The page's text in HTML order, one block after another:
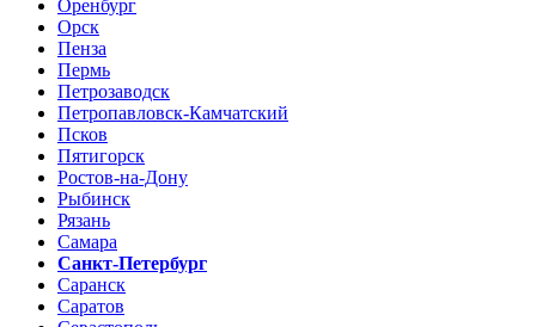
Оренбург
Орск
Пенза
Пермь
Петрозаводск
Петропавловск-Камчатский
Псков
Пятигорск
Ростов-на-Дону
Рыбинск
Рязань
Самара
Санкт-Петербург
Саранск
Саратов